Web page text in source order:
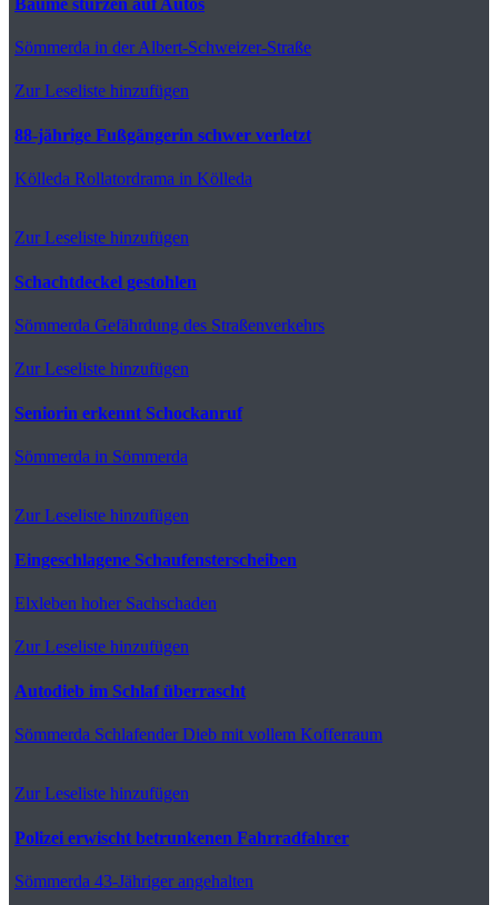
Sömmerda in der Albert-Schweizer-Straße
Zur Leseliste hinzufügen
88-jährige Fußgängerin schwer verletzt
Kölleda Rollatordrama in Kölleda
Zur Leseliste hinzufügen
Schachtdeckel gestohlen
Sömmerda Gefährdung des Straßenverkehrs
Zur Leseliste hinzufügen
Seniorin erkennt Schockanruf
Sömmerda in Sömmerda
Zur Leseliste hinzufügen
Eingeschlagene Schaufensterscheiben
Elxleben hoher Sachschaden
Zur Leseliste hinzufügen
Autodieb im Schlaf überrascht
Sömmerda Schlafender Dieb mit vollem Kofferraum
Zur Leseliste hinzufügen
Polizei erwischt betrunkenen Fahrradfahrer
Sömmerda 43-Jähriger angehalten